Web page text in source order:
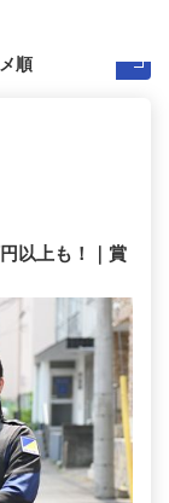
以上も！｜賞